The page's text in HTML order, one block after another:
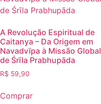
A Revolução Espiritual de
Caitanya – Da Origem em
Navadvīpa à Missão Global
de Śrīla Prabhupāda
R$ 59,90
Comprar